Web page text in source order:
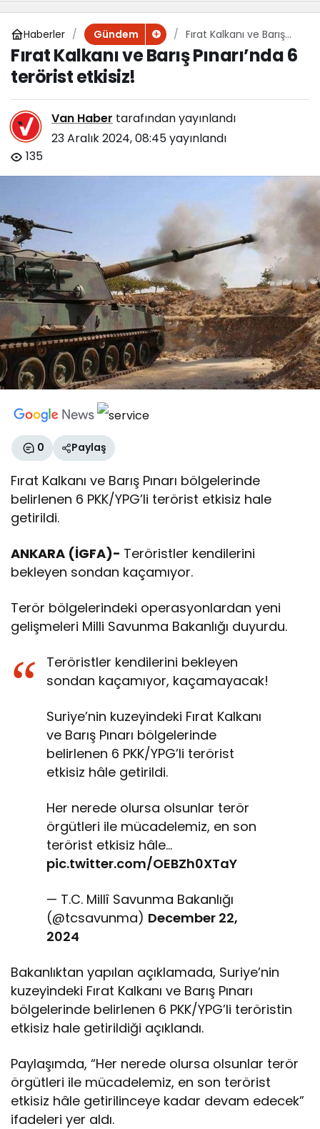
Haberler Gündem
Fırat Kalkanı ve Barış
Pınarı’nda 6 terörist
etkisiz!
Fırat Kalkanı ve Barış Pınarı’nda 6
terörist etkisiz!
Van Haber tarafından yayınlandı
23 Aralık 2024, 08:45yayınlandı
135
0 Paylaş
Fırat Kalkanı ve Barış Pınarı bölgelerinde
belirlenen 6 PKK/YPG’li terörist etkisiz hale
getirildi.
ANKARA (İGFA)- Teröristler kendilerini
bekleyen sondan kaçamıyor.
Terör bölgelerindeki operasyonlardan yeni
gelişmeleri Milli Savunma Bakanlığı duyurdu.
Teröristler kendilerini bekleyen
sondan kaçamıyor, kaçamayacak!
Suriye’nin kuzeyindeki Fırat Kalkanı
ve Barış Pınarı bölgelerinde
belirlenen 6 PKK/YPG’li terörist
etkisiz hâle getirildi.
Her nerede olursa olsunlar terör
örgütleri ile mücadelemiz, en son
terörist etkisiz hâle…
pic.twitter.com/OEBZh0XTaY
— T.C. Millî Savunma Bakanlığı
(@tcsavunma) December 22,
2024
Bakanlıktan yapılan açıklamada, Suriye’nin
kuzeyindeki Fırat Kalkanı ve Barış Pınarı
bölgelerinde belirlenen 6 PKK/YPG’li teröristin
etkisiz hale getirildiği açıklandı.
Paylaşımda, “Her nerede olursa olsunlar terör
örgütleri ile mücadelemiz, en son terörist
etkisiz hâle getirilinceye kadar devam edecek”
ifadeleri yer aldı.